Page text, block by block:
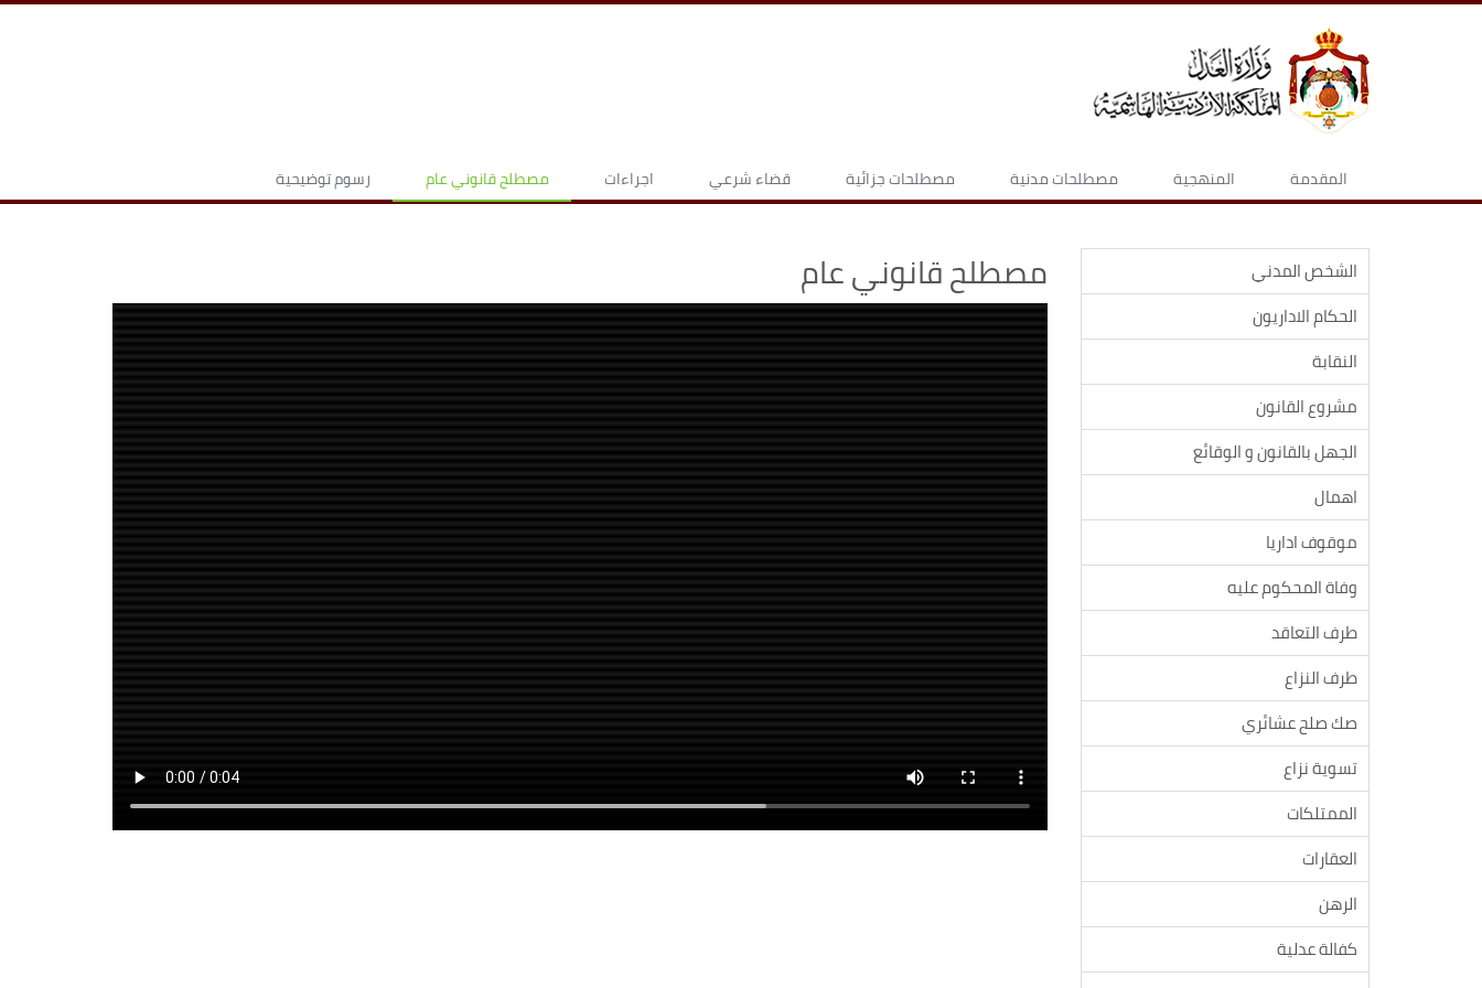
المقدمة المنهجية مصطلحات مدنية مصطلحات جزائية قضاء شرعي اجراءات مصطلح قانوني عام رسوم توضيحية
الشخص المدني
الحكام الاداريون
النقابة
مشروع القانون
الجهل بالقانون و الوقائع
اهمال
موقوف اداريا
وفاة المحكوم عليه
طرف التعاقد
طرف النزاع
صك صلح عشائري
تسوية نزاع
الممتلكات
العقارات
الرهن
كفالة عدلية
مصطلح قانوني عام